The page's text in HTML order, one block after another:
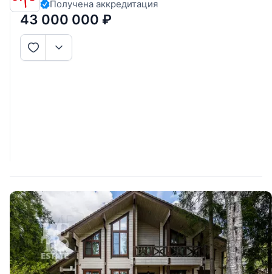
ландшафтный дизайн. Газон, декоративные деревья и
кустарники, парковка
Получена аккредитация
43 000 000 ₽